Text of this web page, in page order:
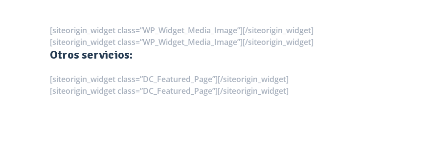
[siteorigin_widget class=”WP_Widget_Media_Image”][/siteorigin_widget]
[siteorigin_widget class=”WP_Widget_Media_Image”][/siteorigin_widget]
Otros servicios:
[siteorigin_widget class=”DC_Featured_Page”][/siteorigin_widget]
[siteorigin_widget class=”DC_Featured_Page”][/siteorigin_widget]